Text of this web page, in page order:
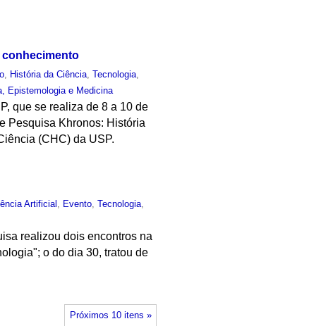
conhecimento
História da Ciência ,Tecnologia
Epistemologia e Medicina
que se realiza de 8 a 10 de
Pesquisa Khronos: História
(CHC) da USP.
Artificial, Evento,Tecnologia,
realizou dois encontros na
o do dia 30, tratou de
Próximos 10 itens »